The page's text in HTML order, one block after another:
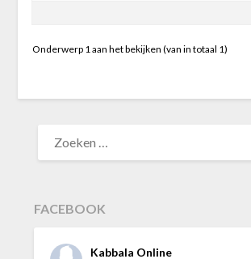
Onderwerp 1 aan het bekijken (van in totaal 1)
NAAR:
FACEBOOK
Kabbala Online